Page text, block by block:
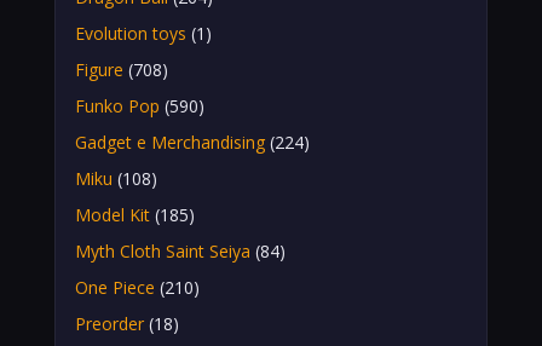
Evolution toys (1)
Figure (708)
Funko Pop (590)
Gadget e Merchandising (224)
Miku (108)
Model Kit (185)
Myth Cloth Saint Seiya (84)
One Piece (210)
Preorder (18)